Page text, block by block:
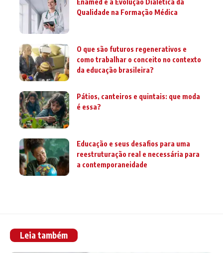
Enamed e a Evolução Dialética da
Qualidade na Formação Médica
O que são futuros regenerativos e
como trabalhar o conceito no contexto
da educação brasileira?
Pátios, canteiros e quintais: que moda
é essa?
Educação e seus desafios para uma
reestruturação real e necessária para
a contemporaneidade
Leia também